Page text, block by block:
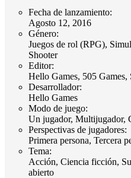
Fecha de lanzamiento:
Agosto 12, 2016
Género:
Juegos de rol (RPG),
Shooter
Editor:
Hello Games, 505
Desarrollador:
Hello Games
Modo de juego:
Un jugador, Multijugador,
Perspectivas de jugadores:
Primera persona, Tercera
Tema:
Acción, Ciencia ficción,
abierto